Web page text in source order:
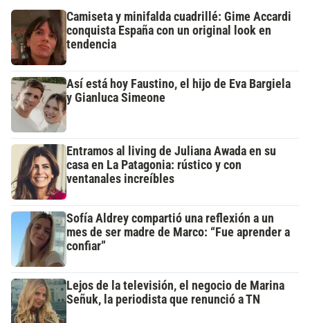
Camiseta y minifalda cuadrillé: Gime Accardi
conquista España con un original look en
tendencia
Así está hoy Faustino, el hijo de Eva Bargiela
y Gianluca Simeone
Entramos al living de Juliana Awada en su
casa en La Patagonia: rústico y con
ventanales increíbles
Sofía Aldrey compartió una reflexión a un
mes de ser madre de Marco: “Fue aprender a
confiar”
Lejos de la televisión, el negocio de Marina
Señuk, la periodista que renunció a TN